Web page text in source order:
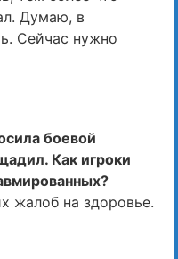
Думаю, в
Сейчас нужно
боевой
Как игроки
жалоб на здоровье.